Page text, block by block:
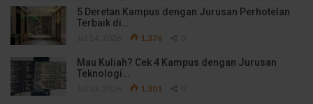
5 Deretan Kampus dengan Jurusan Perhotelan
Terbaik di…
1,376
Mau Kuliah? Cek 4 Kampus dengan Jurusan
Teknologi…
1,301